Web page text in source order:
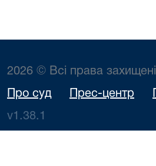
2026 © Всі права захищені
Про суд Прес-центр
v1.38.1